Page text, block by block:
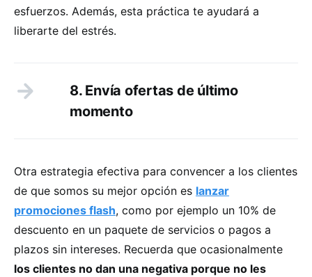
esfuerzos. Además, esta práctica te ayudará a
liberarte del estrés.
8. Envía ofertas de último
momento
Otra estrategia efectiva para convencer a los clientes
de que somos su mejor opción es lanzar
promociones flash, como por ejemplo un 10% de
descuento en un paquete de servicios o pagos a
plazos sin intereses. Recuerda que ocasionalmente
los clientes no dan una negativa porque no les